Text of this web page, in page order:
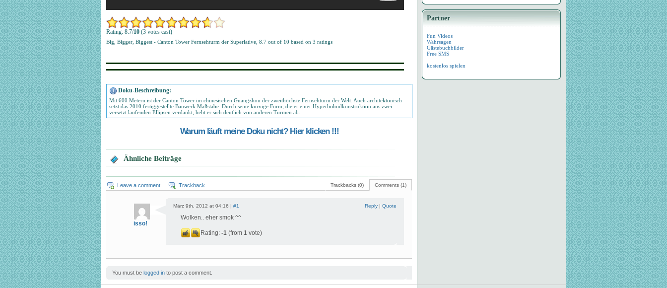
Rating: 8.7/10 (3 votes cast)
Big, Bigger, Biggest - Canton Tower Fernsehturm der Superlative 8.7 out of 10 based on 3 ratings
Doku-Beschreibung:
Mit 600 Metern ist der Canton Tower im chinesischen Guangzhou der zweithöchste Fernsehturm der Welt. Auch architektonisch
setzt das 2010 fertiggestellte Bauwerk Maßstäbe: Durch seine kurvige Form, die er einer Hyperboloidkonstruktion aus zwei
versetzt laufenden Ellipsen verdankt, hebt er sich deutlich von anderen Türmen ab.
Warum läuft meine Doku nicht? Hier klicken !!!
Ähnliche Beiträge
Comments (1)
Trackbacks (0)
Leave a comment Trackback
isso!
März 9th, 2012 at 04:16 | #1 Reply | Quote
Wolken.. eher smok ^^
Rating: -1 (from 1 vote)
You must be logged in to post a comment.
Partner
Fun Videos
Wahrsagen
Gästebuchbilder
Free SMS
kostenlos spielen